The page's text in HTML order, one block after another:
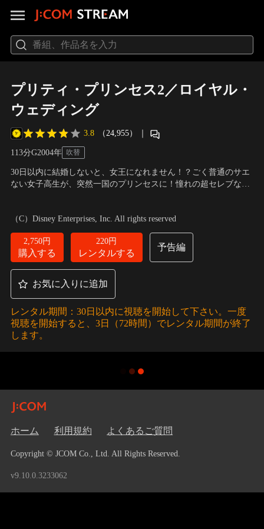
プリティ・プリンセス2／ロイヤル・
ウェディング
3.8 （24,955） ｜
113分G2004年 吹替
30日以内に結婚しないと、女王になれません！？ごく普通のサエ
ない女子高生が、突然一国のプリンセスに！憧れの超セレブな生
運命は？アン・ハサウェイのはまり役、シリーズ第2弾。
（C）Disney Enterprises, Inc. All rights reserved
2,750円
購入する
220円
レンタルする
予告編
お気に入りに追加
レンタル期間：30日以内に視聴を開始して下さい。一度
視聴を開始すると、3日（72時間）でレンタル期間が終了
します。
ホーム 利用規約 よくあるご質問
Copyright © JCOM Co., Ltd. All Rights Reserved.
v9.10.0.3233062